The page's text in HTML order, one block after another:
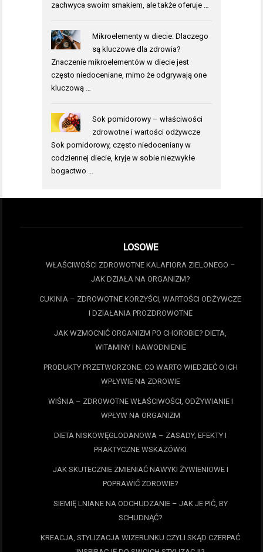
zachwyca swoim smakiem, ale także oferuje …
Mikroelementy w diecie: Dlaczego
są kluczowe dla zdrowia?
Znaczenie mikroelementów w diecie jest
często niedoceniane, mimo że odgrywają one
kluczową …
Sok pomidorowy – właściwości
zdrowotne i wartości odżywcze
Sok pomidorowy, często niedoceniany w
codziennej diecie, kryje w sobie niezwykłe
bogactwo …
LOSOWE
WŁAŚCIWOŚCI ZDROWOTNE KALAFIORA ZIELONEGO –
JAK DZIAŁA NA ORGANIZM?
CUKINIA – ZDROWOTNE KORZYŚCI, WARTOŚCI ODŻYWCZE
I DZIAŁANIA PROZDROWOTNE
JAK WZMOCNIĆ ORGANIZM PO CHOROBIE? DIETA,
WITAMINY I NAWODNIENIE
PRODUKTY PRZETWORZONE: CO WARTO WIEDZIEĆ O ICH
WPŁYWIE NA ZDROWIE
WIŚNIA – ZDROWOTNE WŁAŚCIWOŚCI, ODŻYWIANIE I
WPŁYW NA ORGANIZM
DIETA NISKOWĘGLODANOWA – ZASADY, EFEKTY I
PRAKTYCZNE WSKAZÓWKI
JAK SKUTECZNIE ZMIENIAĆ NAWYKI ŻYWIENIOWE I
POPRAWIĆ ZDROWIE?
SIEMIĘ LNIANE NA ODCHUDZANIE – JAK JE PIĆ, BY
SCHUDNĄĆ?
KREACJA, STYLIZACJA WIZERUNKU CZYLI SKĄD CZERPAĆ